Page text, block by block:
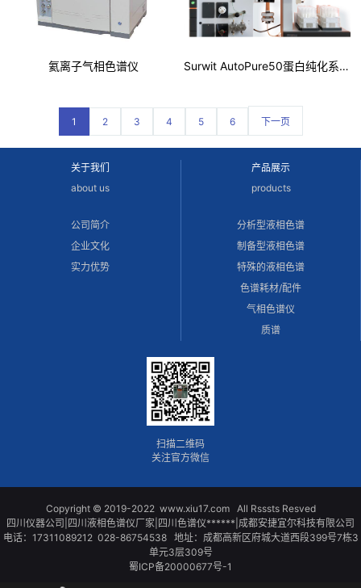
氦离子气相色谱仪 Surwit AutoPure50蛋白纯化系统
1 2 3 4 5 6 下一页
关于我们
about us
公司简介
企业文化
实力优势
产品展示
products
分析型液相色谱
制备型液相色谱
特殊的液相色谱
色谱耗材/配件
气相色谱仪
质谱
扫描二维码
关注官方微信
Copyright © 2019-2022 www.xiu17.com All Rsssts Resved
四川仪器公司|四川液相色谱仪厂家|四川色谱仪******|成都安捷宜尔科技有限公司
电话：17311089212 028-86754538 地址：成都高新区府城大道西段399号7栋3
单元3层309号
蜀ICP备20000677号-1